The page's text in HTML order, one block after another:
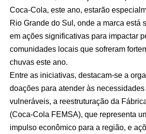
Coca-Cola, este ano, estarão
Rio Grande do Sul, onde a marca está
em ações significativas para impactar
comunidades locais que sofreram
chuvas este ano.
Entre as iniciativas, destacam-se a
doações para atender às
vulneráveis, a reestruturação da
(Coca-Cola FEMSA), que representa
impulso econômico para a região, e